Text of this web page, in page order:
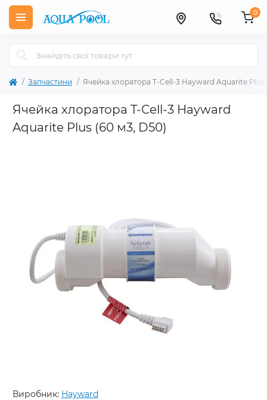
0
Запчастини Ячейка хлоратора T-Cell-3 Hayward Aquarite Plus
Ячейка хлоратора T-Cell-3 Hayward
Aquarite Plus (60 м3, D50)
Виробник: Hayward